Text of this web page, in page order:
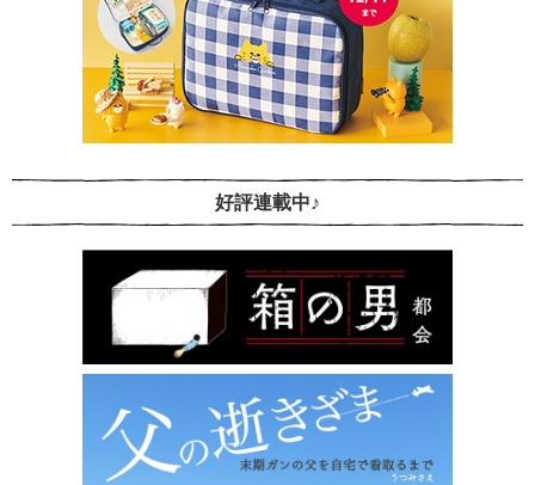
好評連載中♪